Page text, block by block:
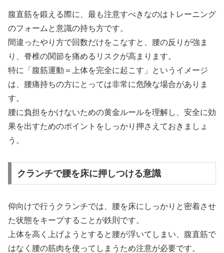
腹直筋を鍛える際に、最も注意すべきなのはトレーニング
のフォームと意識の持ち方です。
間違ったやり方で回数だけをこなすと、腰の反りが強ま
り、脊椎の関節を痛めるリスクが高まります。
特に「腹筋運動＝上体を完全に起こす」というイメージ
は、腰痛持ちの方にとっては非常に危険な場合がありま
す。
腰に負担をかけないための黄金ルールを理解し、安全に効
果を出すためのポイントをしっかり押さえておきましょ
う。
クランチで腰を床に押しつける意識
仰向けで行うクランチでは、腰を床にしっかりと密着させ
た状態をキープすることが鉄則です。
上体を高く上げようとすると腰が浮いてしまい、腹直筋で
はなく腰の筋肉を使ってしまうため注意が必要です。